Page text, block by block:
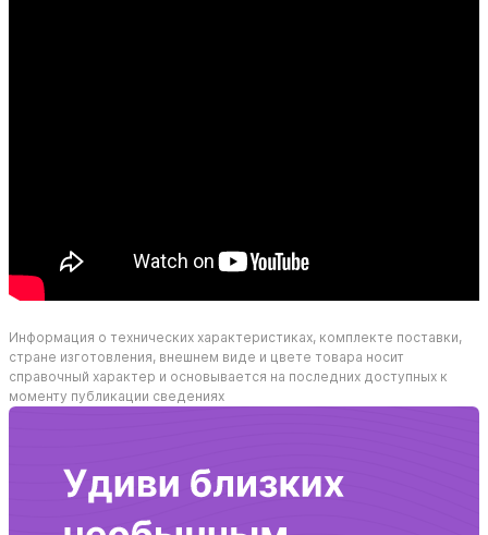
Информация о технических характеристиках, комплекте поставки,
стране изготовления, внешнем виде и цвете товара носит
справочный характер и основывается на последних доступных к
моменту публикации сведениях